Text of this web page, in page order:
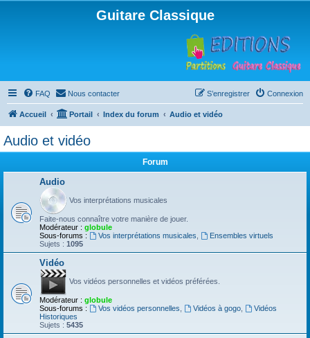
Guitare Classique
FAQ Nous contacter Connexion
S’enregistrer
Accueil Portail Index du forum Audio et vidéo
Audio et vidéo
Forum
Audio
Vos interprétations musicales
Faite-nous connaître votre manière de jouer.
Modérateur : globule
Sous-forums :
Vos interprétations musicales
Ensembles virtuels
Sujets : 1095
Vidéo
Vos vidéos personnelles et vidéos préférées.
Modérateur : globule
Sous-forums :
Vos vidéos personnelles Vidéos à gogo,
Vidéos
Historiques
Sujets : 5435